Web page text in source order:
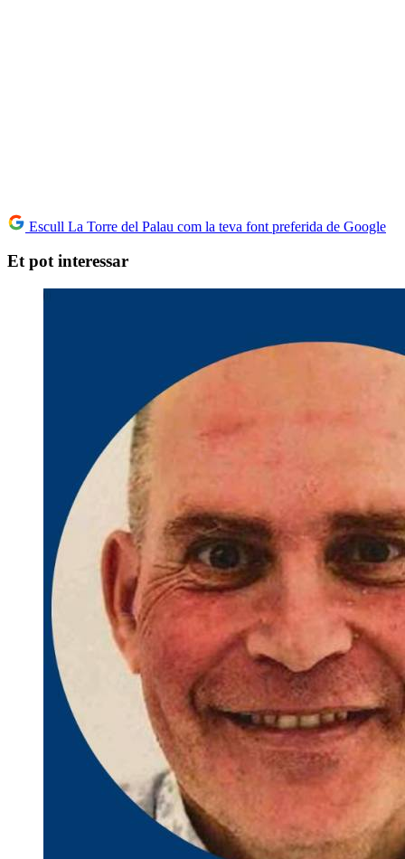
Escull La Torre del Palau com la teva font preferida de Google
Et pot interessar